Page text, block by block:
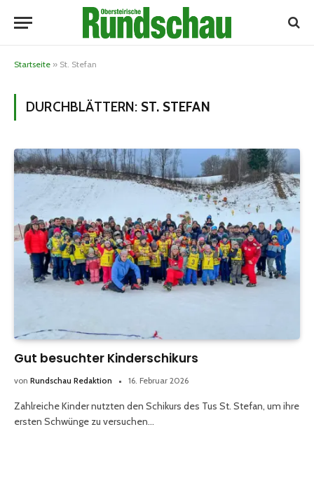
Startseite » St. Stefan
DURCHBLÄTTERN: ST. STEFAN
Gut besuchter Kinderschikurs
von Rundschau Redaktion 16. Februar 2026
Zahlreiche Kinder nutzten den Schikurs des Tus St. Stefan, um ihre
ersten Schwünge zu versuchen…